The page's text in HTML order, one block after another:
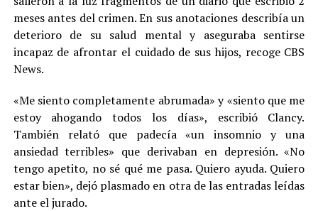
meses antes del crimen. En sus anotaciones describía un
deterioro de su salud mental y aseguraba sentirse
incapaz de afrontar el cuidado de sus hijos, recoge CBS
News.
«Me siento completamente abrumada» y «siento que me
estoy ahogando todos los días», escribió Clancy.
También relató que padecía «un insomnio y una
ansiedad terribles» que derivaban en depresión. «No
tengo apetito, no sé qué me pasa. Quiero ayuda. Quiero
estar bien», dejó plasmado en otra de las entradas leídas
ante el jurado.